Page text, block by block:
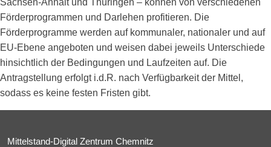
Sachsen-Anhalt und Thüringen – können von verschiedenen
Förderprogrammen und Darlehen profitieren. Die
Förderprogramme werden auf kommunaler, nationaler und auf
EU-Ebene angeboten und weisen dabei jeweils Unterschiede
hinsichtlich der Bedingungen und Laufzeiten auf. Die
Antragstellung erfolgt i.d.R. nach Verfügbarkeit der Mittel,
sodass es keine festen Fristen gibt.
Mittelstand-Digital Zentrum Chemnitz